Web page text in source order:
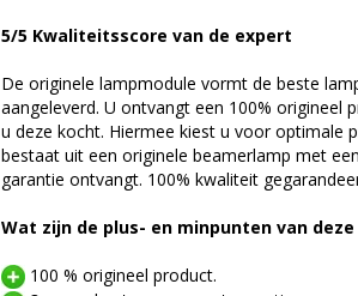
5/5 Kwaliteitsscore van de expert
De originele lampmodule vormt de beste
aangeleverd. U ontvangt een 100% origineel
u deze kocht. Hiermee kiest u voor optimale
bestaat uit een originele beamerlamp met
garantie ontvangt. 100% kwaliteit
Wat zijn de plus- en minpunten van deze
100 % origineel product.